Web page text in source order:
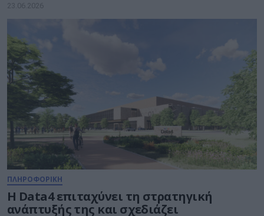
23.06.2026
ΠΛΗΡΟΦΟΡΙΚΗ
Η Data4 επιταχύνει τη στρατηγική
ανάπτυξής της και σχεδιάζει